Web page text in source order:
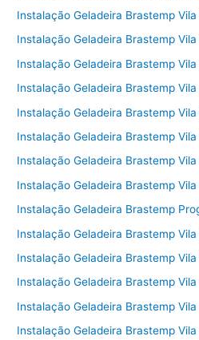
Instalação Geladeira Brastemp
Instalação Geladeira Brastemp
Instalação Geladeira Brastemp
Instalação Geladeira Brastemp Vila
Instalação Geladeira Brastemp Vila
Instalação Geladeira Brastemp Vila
Instalação Geladeira Brastemp
Instalação Geladeira Brastemp
Instalação Geladeira Brastemp
Instalação Geladeira Brastemp Vila
Instalação Geladeira Brastemp Vila
Instalação Geladeira Brastemp Vila
Instalação Geladeira Brastemp
Instalação Geladeira Brastemp Vila